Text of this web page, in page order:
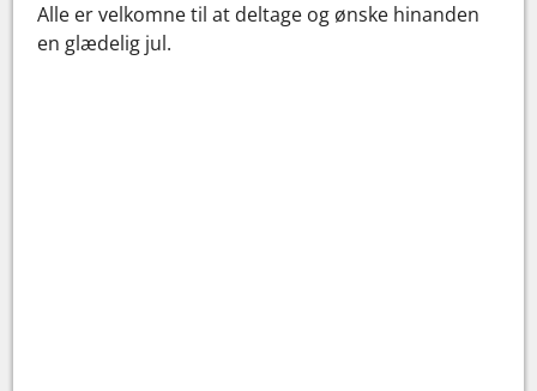
Alle er velkomne til at deltage og ønske hinanden
en glædelig jul.